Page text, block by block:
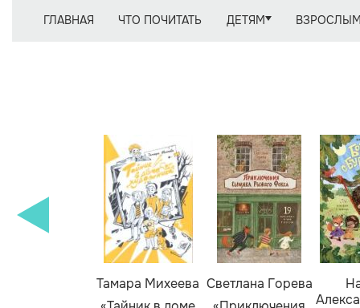
ГЛАВНАЯ ЧТО ПОЧИТАТЬ ДЕТЯМ
Тамара Михеева Светлана Горева